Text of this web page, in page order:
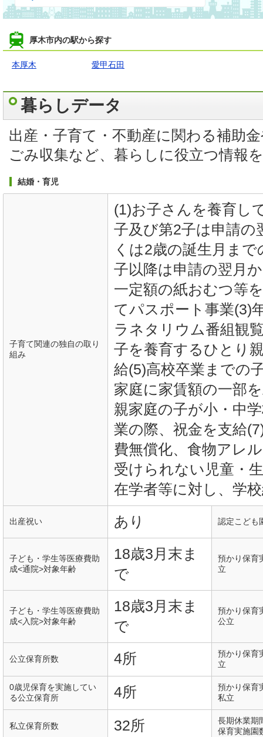
厚木市内の駅から探す
本厚木 愛甲石田
暮らしデータ
出産・子育て・不動産に関わる補助
ごみ収集など、暮らしに役立つ情報
結婚・育児
子育て関連の独自の取り
組み
(1)お子さんを養育し
子及び第2子は申請の
くは2歳の誕生月ま
子以降は申請の翌月
一定額の紙おむつ等
てパスポート事業(3)
ラネタリウム番組観
子を養育するひとり
給(5)高校卒業までの
家庭に家賃額の一部
親家庭の子が小・中
業の際、祝金を支給
費無償化、食物アレ
受けられない児童・
在学者等に対し、学
出産祝い あり 認定こども
子ども・学生等医療費助
成<通院>対象年齢
18歳3月末ま
で
預かり保育
立
子ども・学生等医療費助
成<入院>対象年齢
18歳3月末ま
で
預かり保育
公立
公立保育所数 4所
預かり保育
立
0歳児保育を実施してい
る公立保育所
4所
預かり保育
私立
私立保育所数 32所
長期休業期
保育実施園